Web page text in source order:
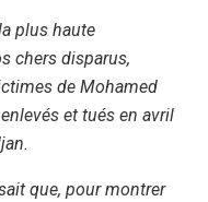
plus haute
chers disparus,
de Mohamed
et tués en avril
que, pour montrer